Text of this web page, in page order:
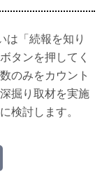
は「続報を知り
タンを押してく
のみをカウント
掘り取材を実施
検討します。